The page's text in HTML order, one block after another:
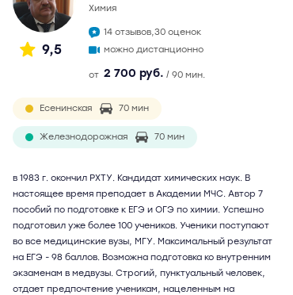
9,5
химия
14 отзывов,30 оценок
можно дистанционно
от 2 700 руб. / 90 мин.
Есенинская 70 мин
Железнодорожная 70 мин
в 1983 г. окончил РХТУ. Кандидат химических наук. В
настоящее время преподает в Академии МЧС. Автор 7
пособий по подготовке к ЕГЭ и ОГЭ по химии. Успешно
подготовил уже более 100 учеников. Ученики поступают
во все медицинские вузы, МГУ. Максимальный результат
на ЕГЭ - 98 баллов. Возможна подготовка ко внутренним
экзаменам в медвузы. Строгий, пунктуальный человек,
отдает предпочтение ученикам, нацеленным на